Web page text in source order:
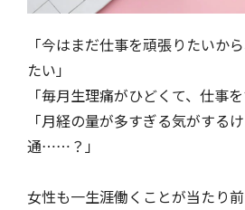
「今はまだ仕事を頑張りたいか
たい」
「毎月生理痛がひどくて、仕事
「月経の量が多すぎる気がする
通……？」
女性も一生涯働くことが当たり